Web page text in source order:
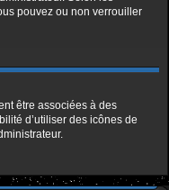
pouvez ou non verrouiller
être associées à des
d’utiliser des icônes de